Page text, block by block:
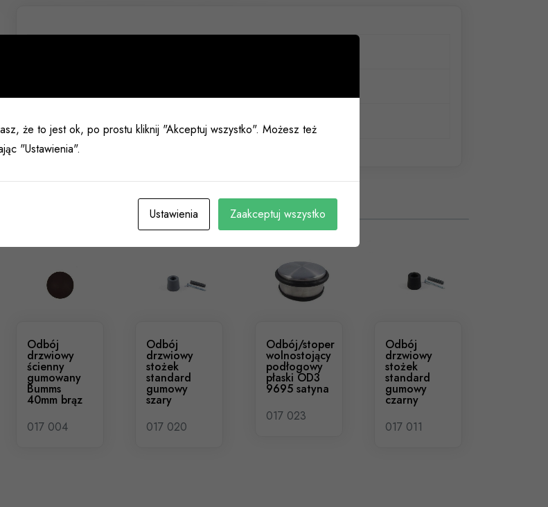
Odbój
drzwiowy
ścienny
gumowany
Bumms
40mm brąz
017 004
Odbój
drzwiowy
stożek
standard
gumowy
szary
017 020
Odbój/stoper
wolnostojący
podłogowy
płaski OD3
9695 satyna
017 023
Odbój
drzwiowy
stożek
standard
gumowy
czarny
017 011
że to jest ok, po prostu kliknij "Akceptuj wszystko". Możesz też
"Ustawienia".
Ustawienia Zaakceptuj wszystko